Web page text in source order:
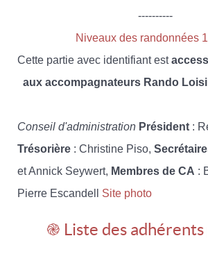
----------
Niveaux des randonnées
Cette partie avec identifiant est
aux accompagnateurs Rando
Conseil d'administration Président :
Trésorière : Christine Piso,
et Annick Seywert, Membres de CA :
Pierre Escandell Site photo
֎ Liste des adhérents